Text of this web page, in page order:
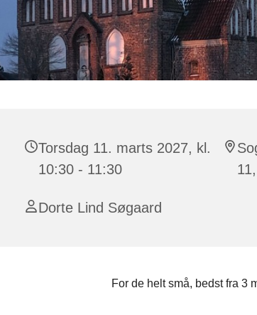
Torsdag 11. marts 2027, kl.
10:30 - 11:30
Dorte Lind Søgaard
For de helt små, bedst fra 3